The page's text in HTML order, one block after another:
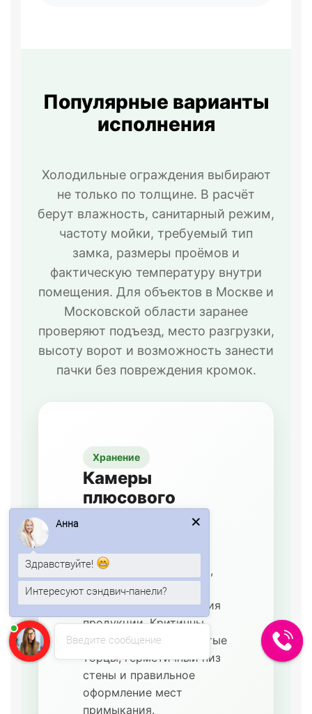
Популярные варианты
исполнения
Холодильные ограждения выбирают
не только по толщине. В расчёт
берут влажность, санитарный режим,
частоту мойки, требуемый тип
замка, размеры проёмов и
фактическую температуру внутри
помещения. Для объектов в Москве и
Московской области заранее
проверяют подъезд, место разгрузки,
высоту ворот и возможность занести
пачки без повреждения кромок.
Хранение
Камеры
плюсового
охлаждённых складов,
цветочных помещений,
овощных баз и
временного размещения
продукции. Критичны
плотные стыки, закрытые
торцы, герметичный низ
стены и правильное
оформление мест
примыкания.
Введите сообщение
Анна
Здравствуйте!
Интересуют сэндвич-панели?
Аннапечатает...